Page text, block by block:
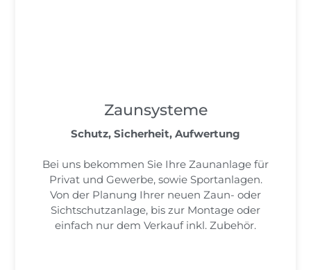
Zaunsysteme
Schutz, Sicherheit, Aufwertung
Bei uns bekommen Sie Ihre Zaunanlage für
Privat und Gewerbe, sowie Sportanlagen.
Von der Planung Ihrer neuen Zaun- oder
Sichtschutzanlage, bis zur Montage oder
einfach nur dem Verkauf inkl. Zubehör.